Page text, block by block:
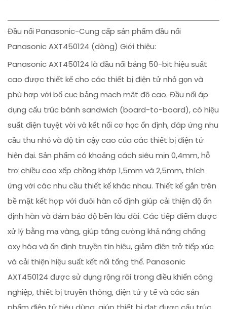
Đầu nối Panasonic-Cung cấp sản phẩm đầu nối
Panasonic AXT450124 (dòng) Giới thiệu:
Panasonic AXT450124 là đầu nối bảng 50-bit hiệu suất
cao được thiết kế cho các thiết bị điện tử nhỏ gọn và
phù hợp với bố cục bảng mạch mật độ cao. Đầu nối áp
dụng cấu trúc bánh sandwich (board-to-board), có hiệu
suất điện tuyệt vời và kết nối cơ học ổn định, đáp ứng nhu
cầu thu nhỏ và độ tin cậy cao của các thiết bị điện tử
hiện đại. Sản phẩm có khoảng cách siêu mịn 0,4mm, hỗ
trợ chiều cao xếp chồng khớp 1,5mm và 2,5mm, thích
ứng với các nhu cầu thiết kế khác nhau. Thiết kế gắn trên
bề mặt kết hợp với đuôi hàn cố định giúp cải thiện độ ổn
định hàn và đảm bảo độ bền lâu dài. Các tiếp điểm được
xử lý bằng mạ vàng, giúp tăng cường khả năng chống
oxy hóa và ổn định truyền tín hiệu, giảm điện trở tiếp xúc
và cải thiện hiệu suất kết nối tổng thể. Panasonic
AXT450124 được sử dụng rộng rãi trong điều khiển công
nghiệp, thiết bị truyền thông, điện tử y tế và các sản